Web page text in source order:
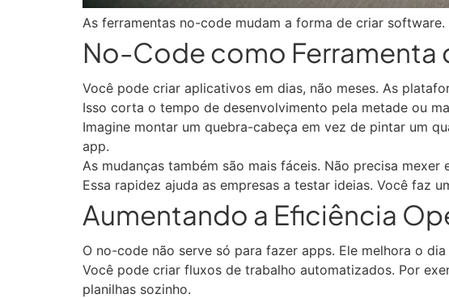
As ferramentas no-code mudam a forma de criar
No-Code como Ferramenta
Você pode criar aplicativos em dias, não meses. As
Isso corta o tempo de desenvolvimento pela metade ou
Imagine montar um quebra-cabeça em vez de pintar um
app.
As mudanças também são mais fáceis. Não precisa
Essa rapidez ajuda as empresas a testar ideias. Você faz
Aumentando a Eficiência
O no-code não serve só para fazer apps. Ele melhora o
Você pode criar fluxos de trabalho automatizados. Por
planilhas sozinho.